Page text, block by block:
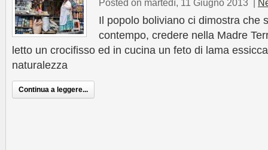
Posted on martedì, 11 Giugno 2013 |
Il popolo boliviano ci dimostra che
contempo, credere nella Madre
letto un crocifisso ed in cucina un feto di lama
naturalezza
Continua a leggere...